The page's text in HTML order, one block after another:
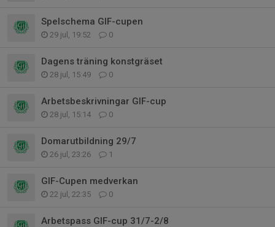
Spelschema GIF-cupen
29 jul, 19:52 0
Dagens träning konstgräset
28 jul, 15:49 0
Arbetsbeskrivningar GIF-cup
28 jul, 15:14 0
Domarutbildning 29/7
26 jul, 23:26 1
GIF-Cupen medverkan
22 jul, 22:35 0
Arbetspass GIF-cup 31/7-2/8